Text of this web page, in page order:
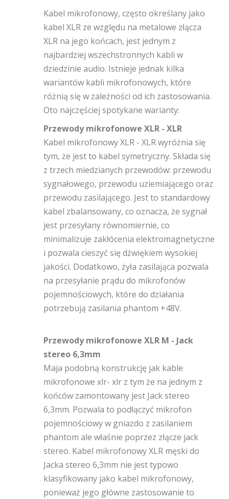
Kabel mikrofonowy, często określany jako
kabel XLR ze względu na metalowe złącza
XLR na jego końcach, jest jednym z
najbardziej wszechstronnych kabli w
dziedzinie audio. Istnieje jednak kilka
wariantów kabli mikrofonowych, które
różnią się w zależności od ich zastosowania.
Oto najczęściej spotykane warianty:
Przewody mikrofonowe XLR - XLR
Kabel mikrofonowy XLR - XLR wyróżnia się
tym, że jest to kabel symetryczny. Składa się
z trzech miedzianych przewodów: przewodu
sygnałowego, przewodu uziemiającego oraz
przewodu zasilającego. Jest to standardowy
kabel zbalansowany, co oznacza, że sygnał
jest przesyłany równomiernie, co
minimalizuje zakłócenia elektromagnetyczne
i pozwala cieszyć się dźwiękiem wysokiej
jakości. Dodatkowo, żyła zasilająca pozwala
na przesyłanie prądu do mikrofonów
pojemnościowych, które do działania
potrzebują zasilania phantom +48V.
Przewody mikrofonowe XLR M - Jack
stereo 6,3mm
Maja podobną konstrukcję jak kable
mikrofonowe xlr- xlr z tym że na jednym z
końców zamontowany jest Jack stereo
6,3mm. Pozwala to podłączyć mikrofon
pojemnościowy w gniazdo z zasilaniem
phantom ale właśnie poprzez złącze jack
stereo. Kabel mikrofonowy XLR męski do
Jacka stereo 6,3mm nie jest typowo
klasyfikowany jako kabel mikrofonowy,
ponieważ jego główne zastosowanie to